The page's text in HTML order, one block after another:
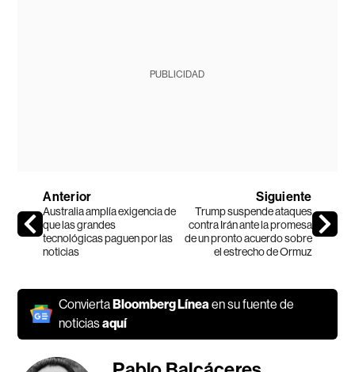
PUBLICIDAD
Anterior
Australia amplía exigencia de
que las grandes
tecnológicas paguen por las
noticias
Siguiente
Trump suspende ataques
contra Irán ante la promesa
de un pronto acuerdo sobre
el estrecho de Ormuz
ConviertaBloomberg Línea en su fuente de
noticiasaquí